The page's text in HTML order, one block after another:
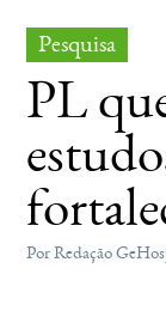
Pesquisa
PL
Por Redação